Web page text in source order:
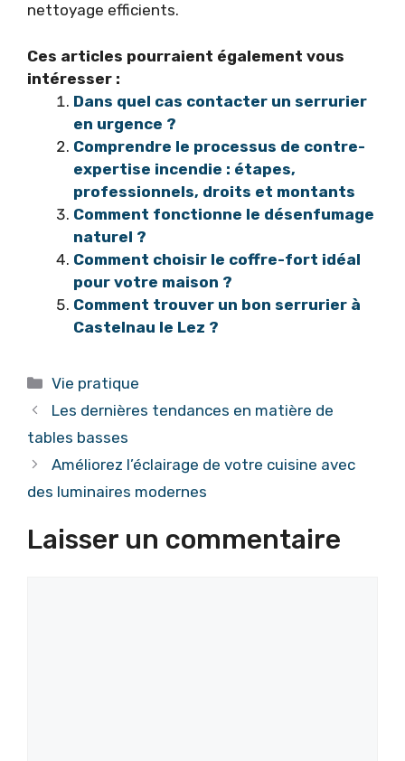
nettoyage efficients.
Ces articles pourraient également vous
intéresser :
Dans quel cas contacter un serrurier
en urgence ?
Comprendre le processus de contre-
expertise incendie : étapes,
professionnels, droits et montants
Comment fonctionne le désenfumage
naturel ?
Comment choisir le coffre-fort idéal
pour votre maison ?
Comment trouver un bon serrurier à
Castelnau le Lez ?
Catégories
Vie pratique
Les dernières tendances en matière de
tables basses
Améliorez l’éclairage de votre cuisine avec
des luminaires modernes
Laisser un commentaire